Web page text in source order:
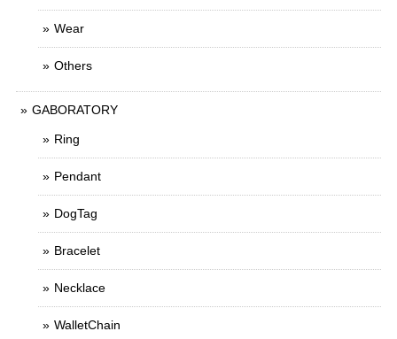
Wear
Others
GABORATORY
Ring
Pendant
DogTag
Bracelet
Necklace
WalletChain